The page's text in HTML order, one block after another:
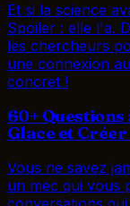
Et si la science
Spoiler : elle l'a.
les chercheurs
une connexion
concret !
60+ Questions
Glace et
Vous ne savez
un mec qui vous